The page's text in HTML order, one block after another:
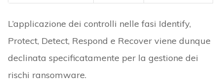
L’applicazione dei controlli nelle fasi Identify,
Protect, Detect, Respond e Recover viene dunque
declinata specificatamente per la gestione dei
rischi ransomware.